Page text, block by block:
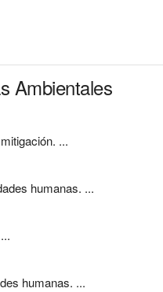
Ambientales
...
humanas. ...
humanas. ...